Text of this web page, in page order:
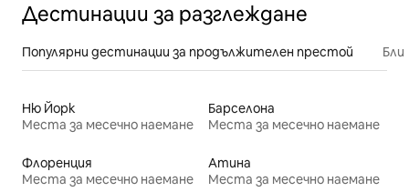
Дестинации за разглеждане
Популярни дестинации за продължителен престой
Ню Йорк
Места за месечно наемане
Барселона
Места за месечно наемане
Флоренция
Места за месечно наемане
Атина
Места за месечно наемане